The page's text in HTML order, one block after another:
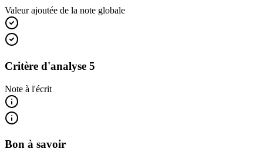
Valeur ajoutée de la note globale
Critère d'analyse 5
Note à l'écrit
Bon à savoir